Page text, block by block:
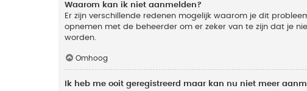
Waarom kan ik niet aanmelden?
Er zijn verschillende redenen mogelijk waarom je dit
opnemen met de beheerder om er zeker van te zijn dat je
worden.
Omhoog
Ik heb me ooit geregistreerd maar kan nu niet meer